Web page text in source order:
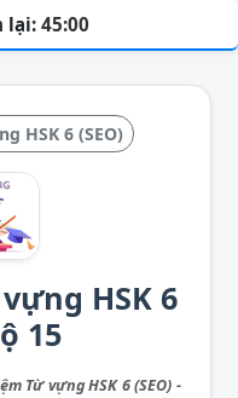
HSK 6 (SEO)
HSK 6
15
Từ vựng HSK 6 (SEO) -
lại: 45:00